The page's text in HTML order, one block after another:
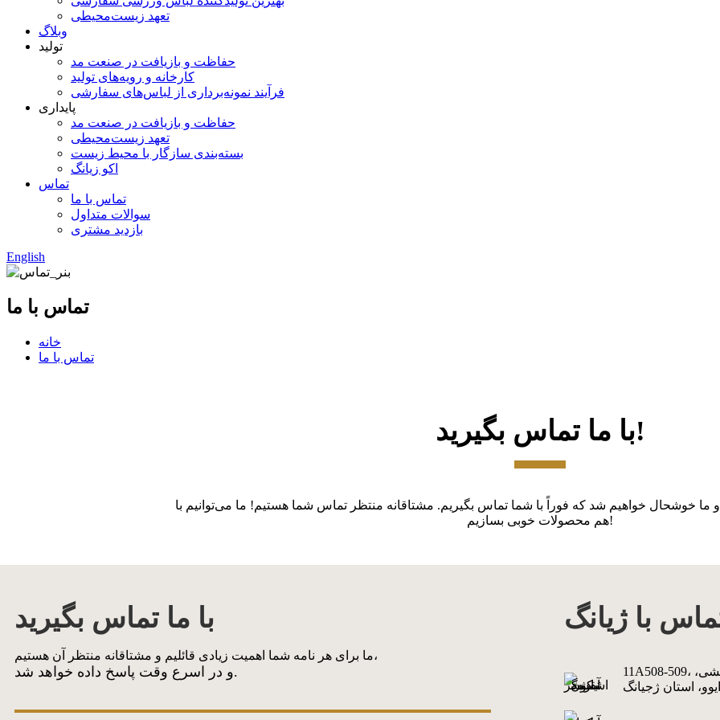
تعهد زیست‌محیطی
وبلاگ
تولید
حفاظت و بازیافت در صنعت مد
کارخانه و رویه‌های تولید
فرآیند نمونه‌برداری از لباس‌های سفارشی
پایداری
حفاظت و بازیافت در صنعت مد
تعهد زیست‌محیطی
بسته‌بندی سازگار با محیط زیست
اکو زیانگ
تماس
تماس با ما
سوالات متداول
بازدید مشتری
English
تماس با ما
خانه
تماس با ما
با ما تماس بگیرید!
ما خوشحال خواهیم شد که فوراً با شما تماس بگیریم. مشتاقانه منتظر تماس شما هستیم! ما می‌توانیم با
هم محصولات خوبی بسازیم!
با ما تماس بگیرید
ما برای هر نامه شما اهمیت زیادی قائلیم و مشتاقانه منتظر آن هستیم،
و در اسرع وقت پاسخ داده خواهد شد.
با ژیانگ
11A508-509، فاز اول، مرکز تجارت الکترونیک بندر زمینی بین‌المللی، خیابان چنگشی،
استان ژجیانگ